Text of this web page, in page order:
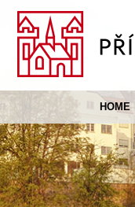
HOME